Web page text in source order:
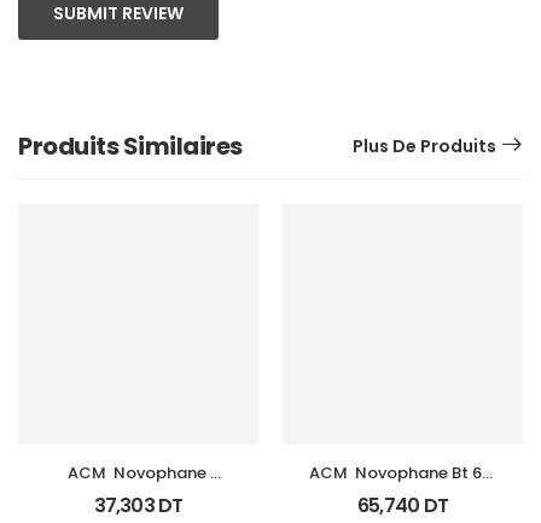
SUBMIT REVIEW
Produits Similaires Plus De Produits
ACM  Novophane
Shampooing K Fl 125Ml
37,303DT
ACM  Novophane Bt 60
Gelules
65,740 DT